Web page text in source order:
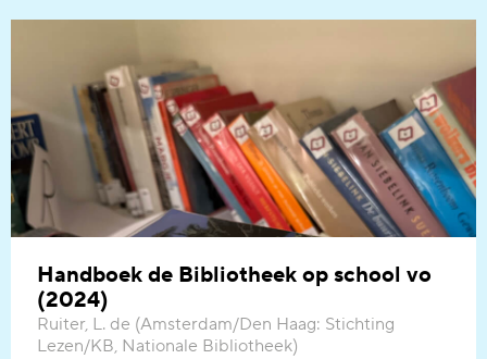
Handboek de Bibliotheek op school vo
(2024)
Ruiter, L. de (Amsterdam/Den Haag: Stichting
Lezen/KB, Nationale Bibliotheek)